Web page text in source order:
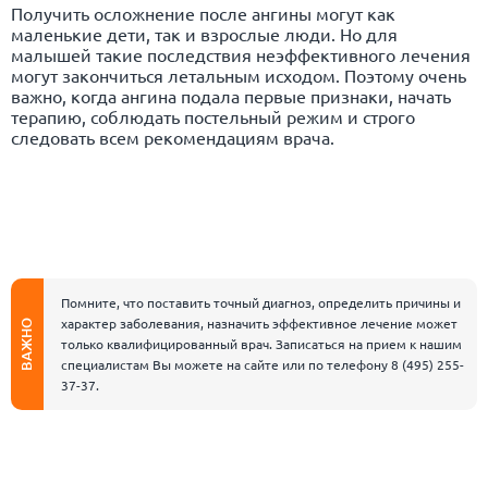
Получить осложнение после ангины могут как
маленькие дети, так и взрослые люди. Но для
малышей такие последствия неэффективного лечения
могут закончиться летальным исходом. Поэтому очень
важно, когда ангина подала первые признаки, начать
терапию, соблюдать постельный режим и строго
следовать всем рекомендациям врача.
ВАЖНО
Помните, что поставить точный диагноз, определить причины и
характер заболевания, назначить эффективное лечение может
только квалифицированный врач. Записаться на прием к нашим
специалистам Вы можете на сайте или по телефону8 (495) 255-
37-37.